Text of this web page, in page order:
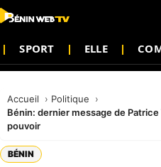
SPORT ELLE
Accueil
Politique
Bénin: dernier message de
pouvoir
BÉNIN